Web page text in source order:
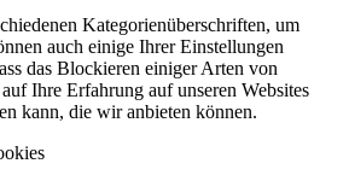
Kategorienüberschriften, um
auch einige Ihrer Einstellungen
das Blockieren einiger Arten von
Ihre Erfahrung auf unseren Websites
kann, die wir anbieten können.